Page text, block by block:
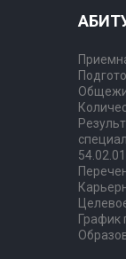
График